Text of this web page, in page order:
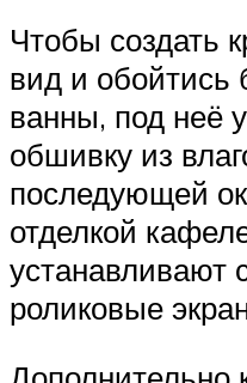
Чтобы создать
вид и обойтись
ванны, под неё
обшивку из
последующей
отделкой
устанавливают
роликовые